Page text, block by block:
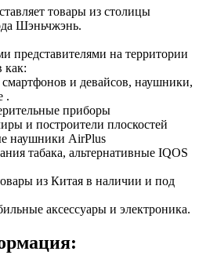
товары из столицы
Шэньчжэнь.
представителями на территории
как:
и девайсов, наушники,
.
приборы
и построители плоскостей
наушники AirPlus
табака, альтернативные IQOS
из Китая в наличии и под
аксессуары и электроника.